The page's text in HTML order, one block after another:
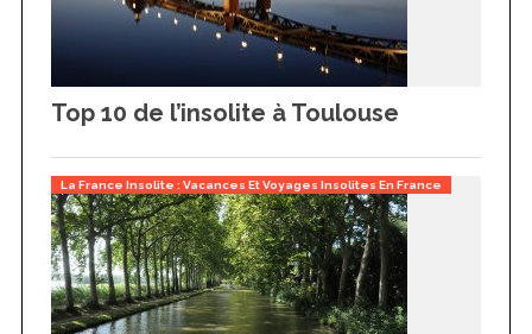
Top 10 de l’insolite à Toulouse
La France Insolite : Vacances Et Voyages Insolites En France